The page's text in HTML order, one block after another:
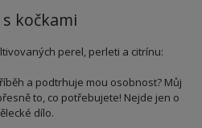
kočkami
perel, perleti a citrínu:
a podtrhuje mou osobnost? Můj
to, co potřebujete! Nejde jen o
dílo.